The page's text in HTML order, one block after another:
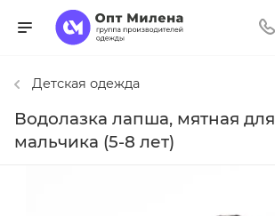
Детская одежда
Водолазка лапша, мятная для
мальчика (5-8 лет)